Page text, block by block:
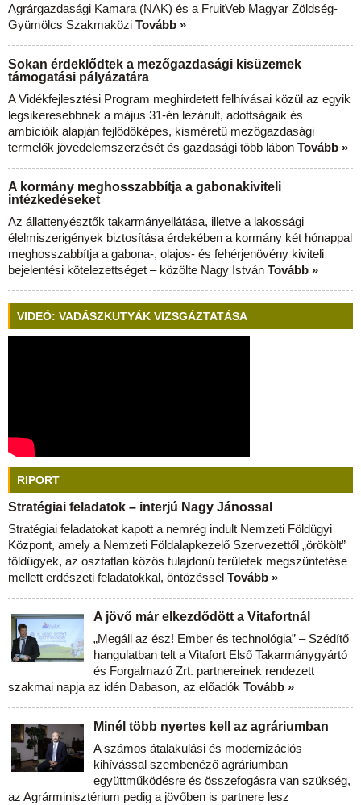
Agrárgazdasági Kamara (NAK) és a FruitVeb Magyar Zöldség-
Gyümölcs Szakmaközi Tovább »
Sokan érdeklődtek a mezőgazdasági kisüzemek
támogatási pályázatára
A Vidékfejlesztési Program meghirdetett felhívásai közül az egyik
legsikeresebbnek a május 31-én lezárult, adottságaik és
ambícióik alapján fejlődőképes, kisméretű mezőgazdasági
termelők jövedelemszerzését és gazdasági több lábon Tovább »
A kormány meghosszabbítja a gabonakiviteli
intézkedéseket
Az állattenyésztők takarmányellátása, illetve a lakossági
élelmiszerigények biztosítása érdekében a kormány két hónappal
meghosszabbítja a gabona-, olajos- és fehérjenövény kiviteli
bejelentési kötelezettséget – közölte Nagy István Tovább »
VIDEÓ: VADÁSZKUTYÁK VIZSGÁZTATÁSA
RIPORT
Stratégiai feladatok – interjú Nagy Jánossal
Stratégiai feladatokat kapott a nemrég indult Nemzeti Földügyi
Központ, amely a Nemzeti Földalapkezelő Szervezettől „örökölt”
földügyek, az osztatlan közös tulajdonú területek megszüntetése
mellett erdészeti feladatokkal, öntözéssel Tovább »
A jövő már elkezdődött a Vitafortnál
„Megáll az ész! Ember és technológia” – Szédítő
hangulatban telt a Vitafort Első Takarmánygyártó
és Forgalmazó Zrt. partnereinek rendezett
szakmai napja az idén Dabason, az előadók Tovább »
Minél több nyertes kell az agráriumban
A számos átalakulási és modernizációs
kihívással szembenéző agráriumban
együttműködésre és összefogásra van szükség,
az Agrárminisztérium pedig a jövőben is partnere lesz